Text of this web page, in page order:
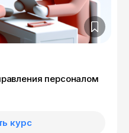
персоналом
курс